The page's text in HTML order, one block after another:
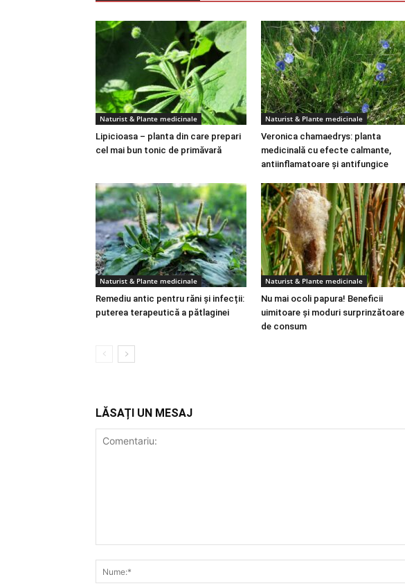
Naturist & Plante medicinale
Lipicioasa – planta din care prepari
cel mai bun tonic de primăvară
Naturist & Plante medicinale
Veronica chamaedrys: planta
medicinală cu efecte calmante,
antiinflamatoare și antifungice
Naturist & Plante medicinale
Remediu antic pentru răni și infecții:
puterea terapeutică a pătlaginei
Naturist & Plante medicinale
Nu mai ocoli papura! Beneficii
uimitoare și moduri surprinzătoare
de consum
LĂSAȚI UN MESAJ